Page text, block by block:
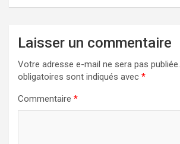
Laisser un commentaire
Votre adresse e-mail ne sera pas publiée.
obligatoires sont indiqués avec *
Commentaire *